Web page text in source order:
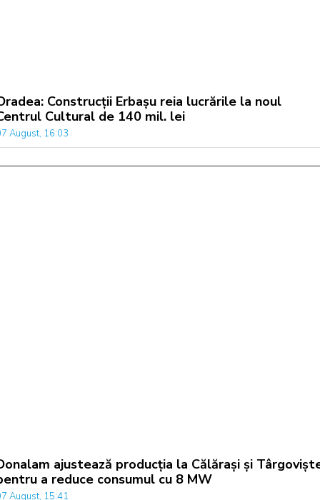
Construcții Erbașu reia lucrările la noul
Cultural de 140 mil. lei
August, 16:03
ajustează producția la Călărași și
a reduce consumul cu 8 MW
August, 15:41